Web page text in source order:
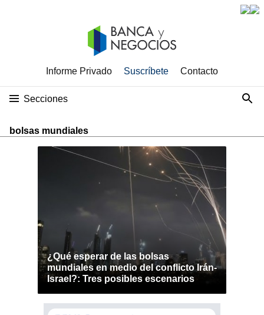
Informe Privado Suscríbete Contacto
Secciones
bolsas mundiales
¿Qué esperar de las bolsas
mundiales en medio del conflicto Irán-
Israel?: Tres posibles escenarios